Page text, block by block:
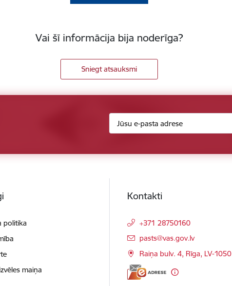
Vai šī informācija bija noderīga?
Sniegt atsauksmi
politika
maiņa
Kontakti
+371 28750160
E-pasts:
pasts@vas.gov.lv
Raiņa bulv. 4, Rīga, LV-1050